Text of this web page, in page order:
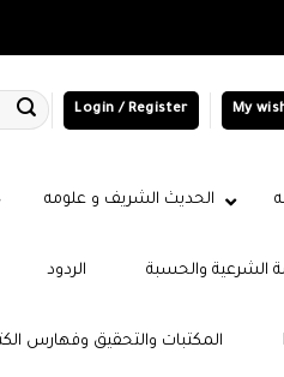
Login / Register My
الحديث الشريف و علومه
الردود الشرعية والحسبة
المكتبات والتحقيق وفهارس